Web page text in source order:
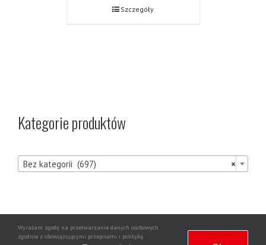
Szczegóły
Kategorie produktów
×
Bez kategorii (697)
Copyright 2020 | Wszelkie prawa zastrzeżone | Wdrożenie strony
Wyrażam zgodę na przetwarzanie danych osobowych
zgodnie z obowiązującymi przepisami i polityką